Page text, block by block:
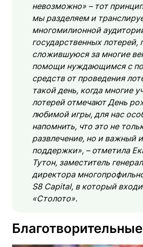
невозможно» – тот
мы разделяем и
многомилионной
государственных лотерей,
сложившуюся за многие
помощи нуждающимся с
средств от проведения
такой день, когда многие
лотерей отмечают День
любимой игры, для нас
напомнить, что это не
развлечение, но и важный
поддержки», – отметила
Тутон, заместитель
директора
S8 Capital, в который
«Столото».